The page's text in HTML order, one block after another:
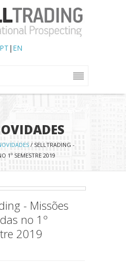
PT | EN
/ SELLTRADING -
1º SEMESTRE 2019
- Missões
no 1º
2019